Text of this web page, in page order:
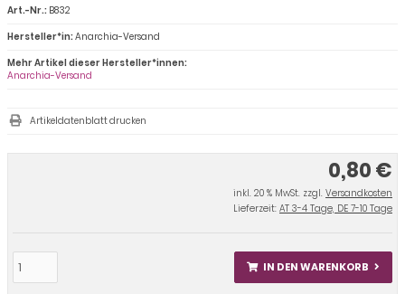
0,80 €
inkl. 20 % MwSt. zzgl. Versandkosten
Lieferzeit: AT 3-4 Tage, DE 7-10 Tage
IN DEN WARENKORB
Art.-Nr.: B832
Hersteller*in:Anarchia-Versand
Mehr Artikel dieser Hersteller*innen:
Anarchia-Versand
Artikeldatenblatt drucken